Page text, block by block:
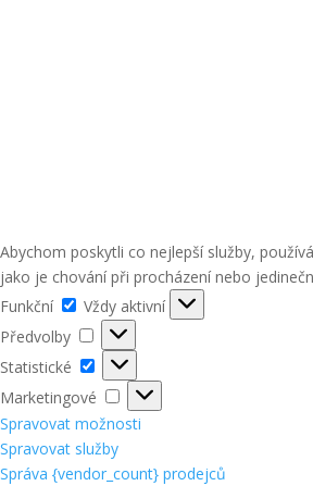
Abychom poskytli co nejlepší služby,
jako je chování při procházení nebo
Funkční
Funkční
Vždy aktivní
Předvolby
Předvolby
Statistické
Statistické
Marketingové
Marketingové
Spravovat možnosti
Spravovat služby
Správa {vendor_count} prodejců